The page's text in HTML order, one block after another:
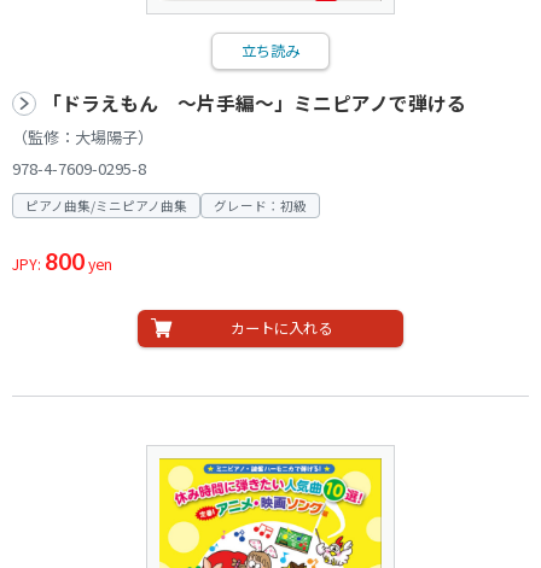
立ち読み
「ドラえもん ～片手編～」ミニピアノで弾ける
（監修：大場陽子）
978-4-7609-0295-8
ピアノ曲集/ミニピアノ曲集 グレード：初級
JPY: 800yen
カートに入れる